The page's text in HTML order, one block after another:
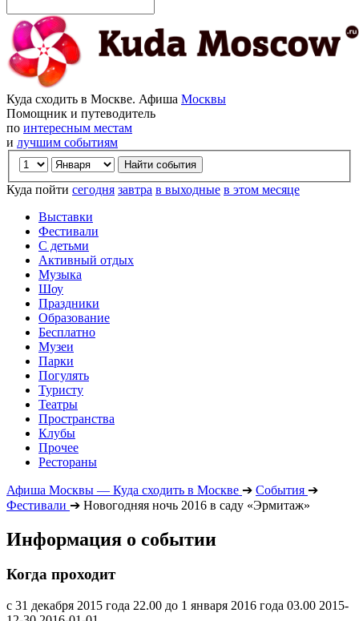
Куда сходить в Москве. Афиша Москвы
Помощник и путеводитель
по интересным местам
и лучшим событиям
Куда пойти сегодня завтра в выходные в этом месяце
Выставки
Фестивали
С детьми
Активный отдых
Музыка
Шоу
Праздники
Образование
Бесплатно
Музеи
Парки
Погулять
Туристу
Театры
Пространства
Клубы
Прочее
Рестораны
Афиша Москвы — Куда сходить в Москве ➔ События ➔
Фестивали ➔ Новогодняя ночь 2016 в саду «Эрмитаж»
Информация о событии
Когда проходит
с 31 декабря 2015 года 22.00 до 1 января 2016 года 03.00 2015-